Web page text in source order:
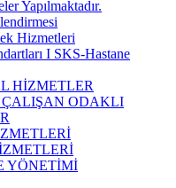
Yapılmaktadır.
Hizmetleri
I SKS-Hastane
HİZMETLER
ÇALIŞAN ODAKLI
YÖNETİMİ